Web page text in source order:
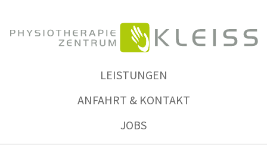
LEISTUNGEN
ANFAHRT & KONTAKT
JOBS